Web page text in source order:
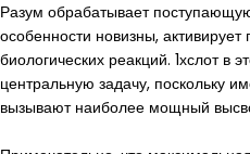
Разум обрабатывает
особенности новизны, активирует
биологических реакций. 1хслот в
центральную задачу, поскольку
вызывают наиболее мощный